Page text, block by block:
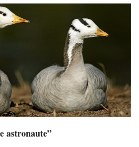
astronaute”